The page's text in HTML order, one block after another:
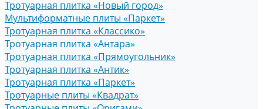
Тротуарная плитка «Новый город»
Мультиформатные плиты «Паркет»
Тротуарная плитка «Классико»
Тротуарная плитка «Антара»
Тротуарная плитка «Прямоугольник»
Тротуарная плитка «Антик»
Тротуарная плитка «Паркет»
Тротуарные плиты «Квадрат»